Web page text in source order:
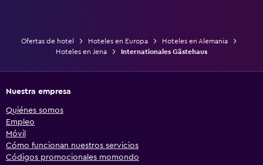
Ofertas de hotel Hoteles en Europa
Hoteles en Alemania
Hoteles en Jena
Internationales Gästehaus
Nuestra empresa
Quiénes somos
Empleo
Móvil
Cómo funcionan nuestros servicios
Códigos promocionales momondo